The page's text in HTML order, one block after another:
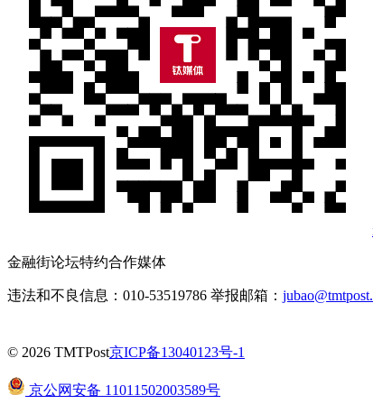
金融街论坛特约合作媒体
违法和不良信息：010-53519786 举报邮箱：
© 2026 TMTPost京ICP备13040123号-1
京公网安备 11011502003589号